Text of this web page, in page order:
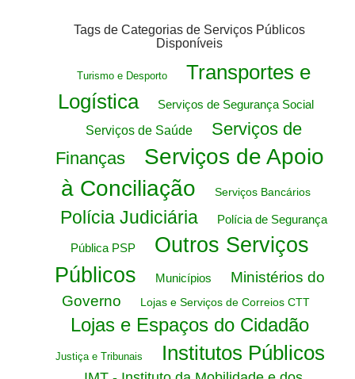
Tags de Categorias de Serviços Públicos
Disponíveis
Turismo e Desporto
Transportes e
Logística
Serviços de Segurança Social
Serviços de Saúde
Serviços de
Finanças
Serviços de Apoio
à Conciliação
Serviços Bancários
Polícia Judiciária Polícia de Segurança
Pública PSP
Outros Serviços
Públicos
Municípios
Ministérios do
Governo
Lojas e Serviços de Correios CTT
Lojas e Espaços do Cidadão
Justiça e Tribunais Institutos Públicos